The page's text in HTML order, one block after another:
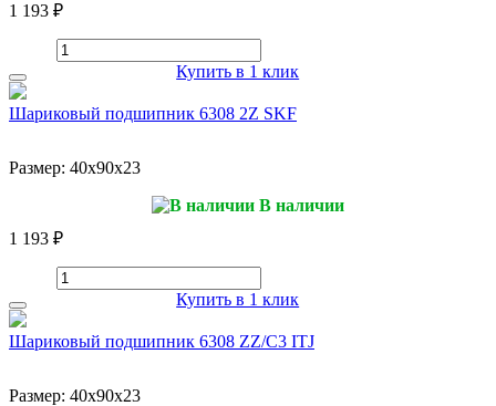
1 193 ₽
Купить в 1 клик
Шариковый подшипник 6308 2Z SKF
Размер: 40x90x23
В наличии
1 193 ₽
Купить в 1 клик
Шариковый подшипник 6308 ZZ/C3 ITJ
Размер: 40x90x23